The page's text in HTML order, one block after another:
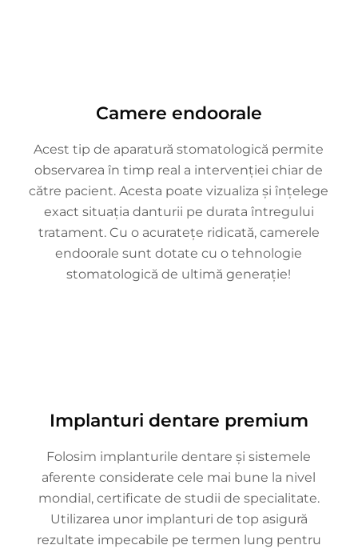
Camere endoorale
Acest tip de aparatură stomatologică permite
observarea în timp real a intervenției chiar de
către pacient. Acesta poate vizualiza și înțelege
exact situația danturii pe durata întregului
tratament. Cu o acuratețe ridicată, camerele
endoorale sunt dotate cu o tehnologie
stomatologică de ultimă generație!
Implanturi dentare premium
Folosim implanturile dentare și sistemele
aferente considerate cele mai bune la nivel
mondial, certificate de studii de specialitate.
Utilizarea unor implanturi de top asigură
rezultate impecabile pe termen lung pentru